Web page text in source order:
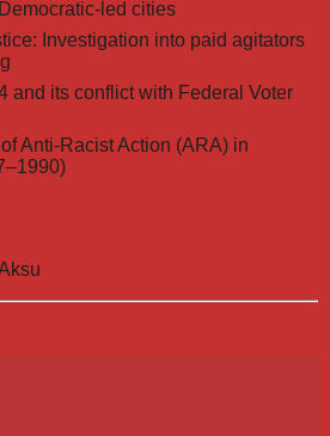
led cities
Investigation into paid agitators
and its conflict with Federal Voter
Anti-Racist Action (ARA) in